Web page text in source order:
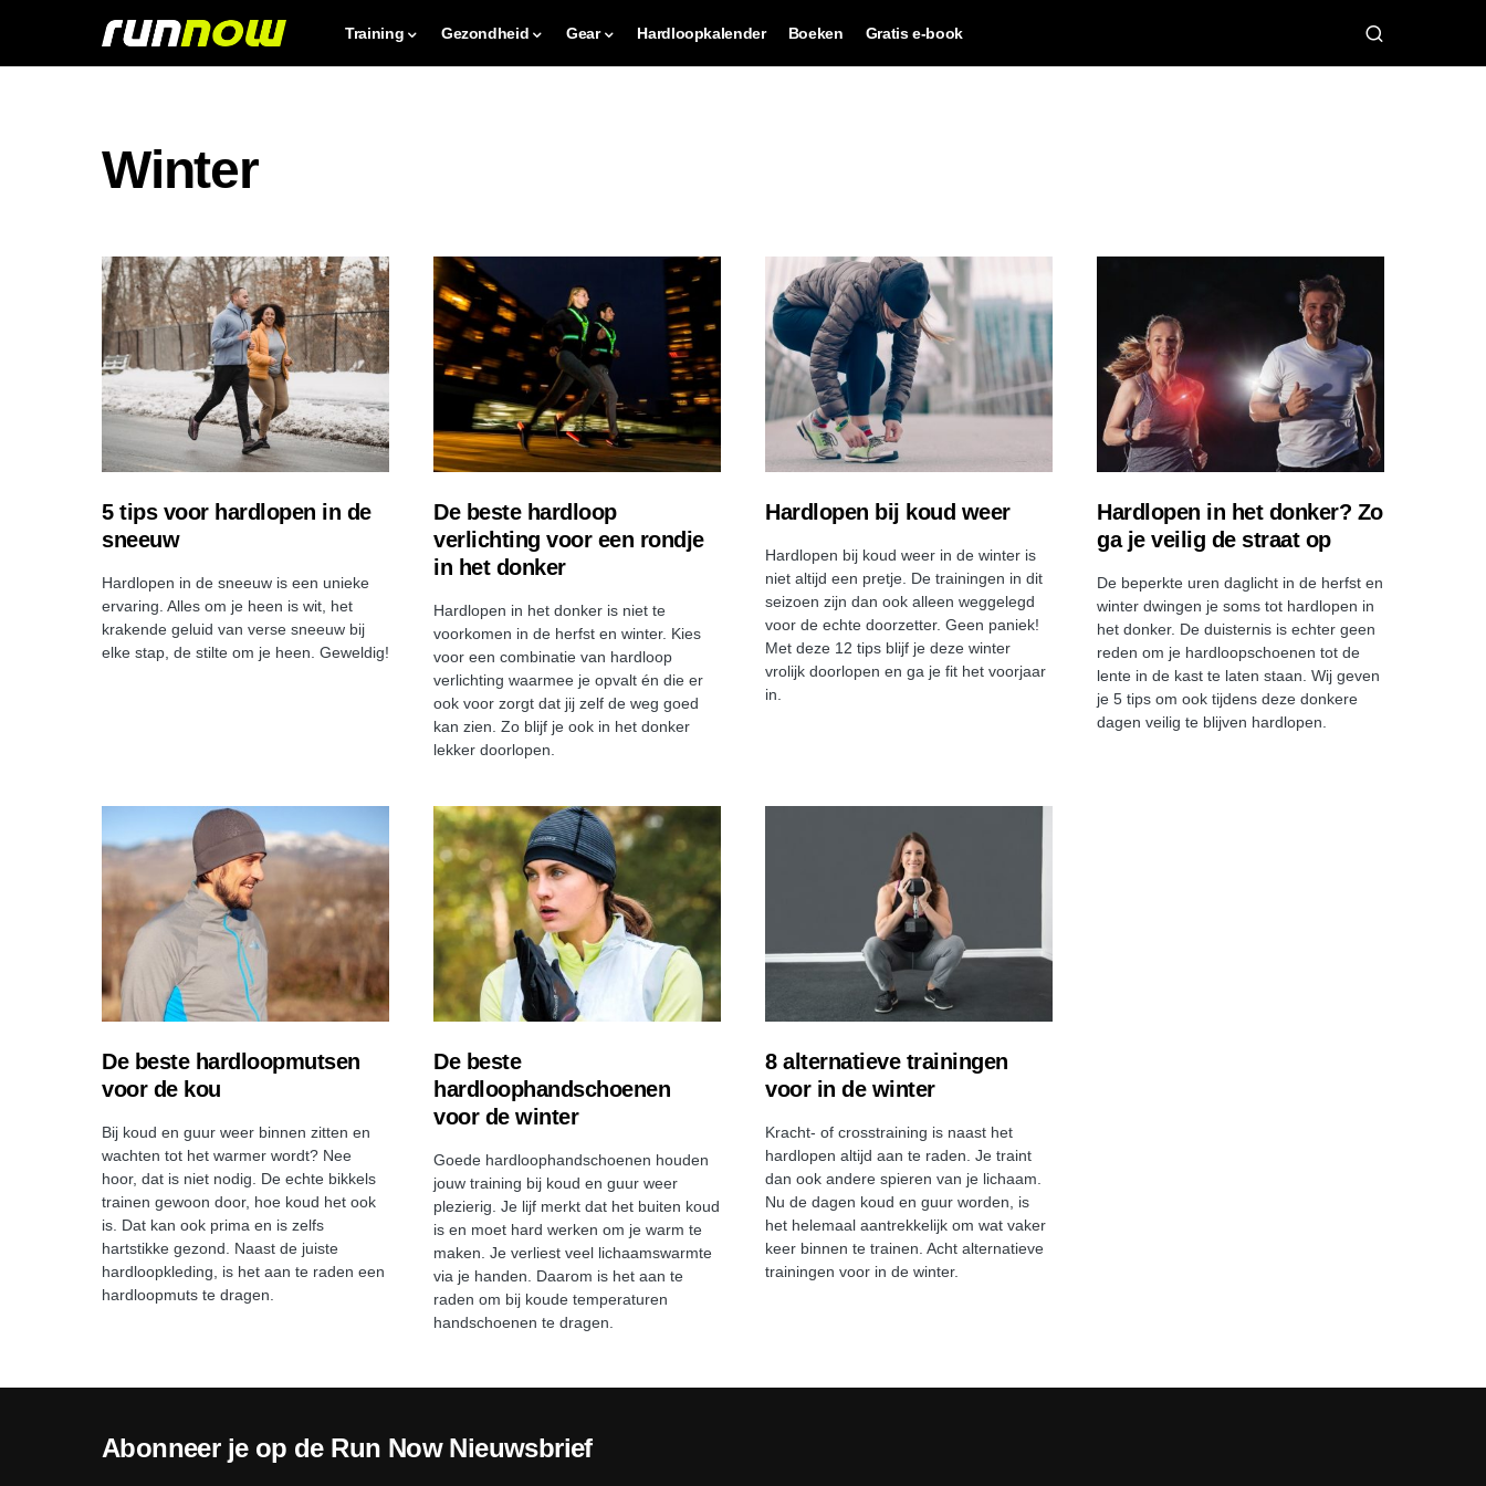
Training Gezondheid Gear Hardloopkalender Boeken Gratis e-book
Winter
5 tips voor hardlopen in de
sneeuw
Hardlopen in de sneeuw is een unieke
ervaring. Alles om je heen is wit, het
krakende geluid van verse sneeuw bij
elke stap, de stilte om je heen. Geweldig!
De beste hardloop
verlichting voor een rondje
in het donker
Hardlopen in het donker is niet te
voorkomen in de herfst en winter. Kies
voor een combinatie van hardloop
verlichting waarmee je opvalt én die er
ook voor zorgt dat jij zelf de weg goed
kan zien. Zo blijf je ook in het donker
lekker doorlopen.
Hardlopen bij koud weer
Hardlopen bij koud weer in de winter is
niet altijd een pretje. De trainingen in dit
seizoen zijn dan ook alleen weggelegd
voor de echte doorzetter. Geen paniek!
Met deze 12 tips blijf je deze winter
vrolijk doorlopen en ga je fit het voorjaar
in.
Hardlopen in het donker? Zo
ga je veilig de straat op
De beperkte uren daglicht in de herfst en
winter dwingen je soms tot hardlopen in
het donker. De duisternis is echter geen
reden om je hardloopschoenen tot de
lente in de kast te laten staan. Wij geven
je 5 tips om ook tijdens deze donkere
dagen veilig te blijven hardlopen.
De beste hardloopmutsen
voor de kou
Bij koud en guur weer binnen zitten en
wachten tot het warmer wordt? Nee
hoor, dat is niet nodig. De echte bikkels
trainen gewoon door, hoe koud het ook
is. Dat kan ook prima en is zelfs
hartstikke gezond. Naast de juiste
hardloopkleding, is het aan te raden een
hardloopmuts te dragen.
De beste
hardloophandschoenen
voor de winter
Goede hardloophandschoenen houden
jouw training bij koud en guur weer
plezierig. Je lijf merkt dat het buiten koud
is en moet hard werken om je warm te
maken. Je verliest veel lichaamswarmte
via je handen. Daarom is het aan te
raden om bij koude temperaturen
handschoenen te dragen.
8 alternatieve trainingen
voor in de winter
Kracht- of crosstraining is naast het
hardlopen altijd aan te raden. Je traint
dan ook andere spieren van je lichaam.
Nu de dagen koud en guur worden, is
het helemaal aantrekkelijk om wat vaker
keer binnen te trainen. Acht alternatieve
trainingen voor in de winter.
Abonneer je op de Run Now Nieuwsbrief